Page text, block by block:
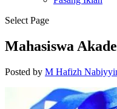
Select Page
Mahasiswa
Posted by M Hafizh